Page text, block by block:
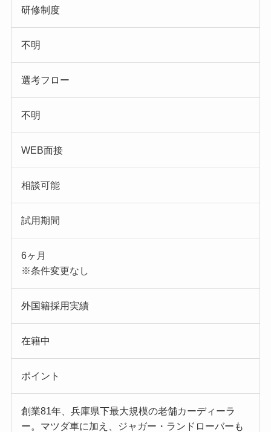
研修制度
不明
選考フロー
不明
WEB面接
相談可能
試用期間
6ヶ月
※条件変更なし
外国籍採用実績
在籍中
ポイント
創業81年、兵庫県下最大規模の老舗カーディーラ
ー。マツダ車に加え、ジャガー・ランドローバーも